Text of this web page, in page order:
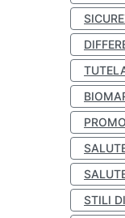
STILI